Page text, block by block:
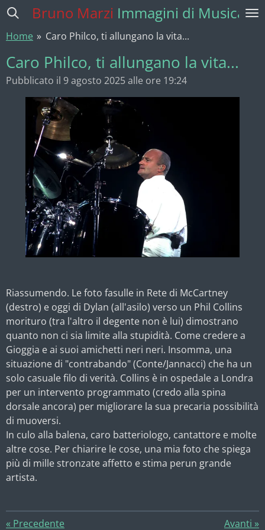
Vai
contenuto
principale
Bruno Marzi Immagini di Musica
Home » Caro Philco, ti allungano la vita...
Caro Philco, ti allungano la vita...
Pubblicato il 9 agosto 2025 alle ore 19:24
Riassumendo. Le foto fasulle in Rete di McCartney
(destro) e oggi di Dylan (all'asilo) verso un Phil Collins
morituro (tra l'altro il degente non è lui) dimostrano
quanto non ci sia limite alla stupidità. Come credere a
Gioggia e ai suoi amichetti neri neri. Insomma, una
situazione di "contrabando" (Conte/Jannacci) che ha un
solo casuale filo di verità. Collins è in ospedale a Londra
per un intervento programmato (credo alla spina
dorsaleancora) per migliorare la sua precaria possibilità
di muoversi.
In culo alla balena, caro batteriologo, cantattore e molte
altre cose. Per chiarire le cose, una mia foto che spiega
più di mille stronzate affetto e stima perun grande
artista.
« Precedente Avanti »